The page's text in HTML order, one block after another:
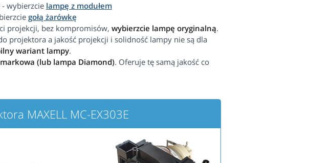
- wybierzcie lampę z modułem
gołą żarówkę
projekcji, bez kompromisów, wybierzcie lampę oryginalną.
projektora a jakość projekcji i solidność lampy nie są dla
wariant lampy.
(lub lampa Diamond). Oferuje tę samą jakość co
MAXELL MC-EX303E